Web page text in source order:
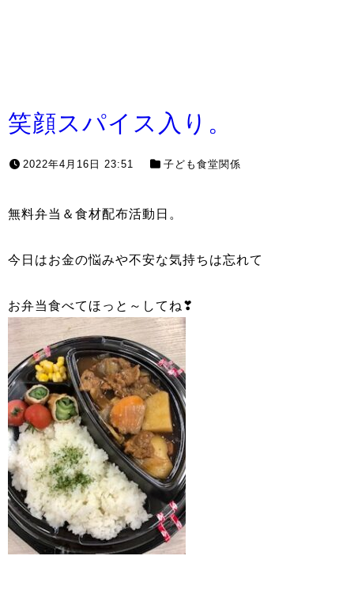
笑顔スパイス入り。
2022年4月16日 23:51 子ども食堂関係
無料弁当＆食材配布活動日。
今日はお金の悩みや不安な気持ちは忘れて
お弁当食べてほっと～してね❣